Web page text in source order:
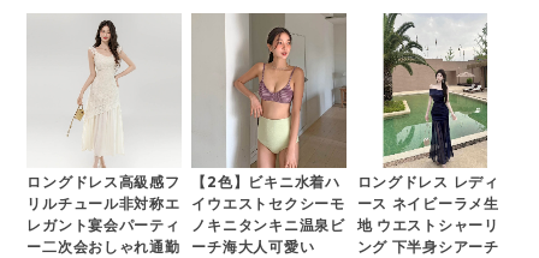
ロングドレス高級感フ
リルチュール非対称エ
レガント宴会パーティ
ー二次会おしゃれ通勤
【2色】ビキニ水着ハ
イウエストセクシーモ
ノキニタンキニ温泉ビ
ーチ海大人可愛い
ロングドレス レディ
ース ネイビーラメ生
地 ウエストシャーリ
ング 下半身シアーチ